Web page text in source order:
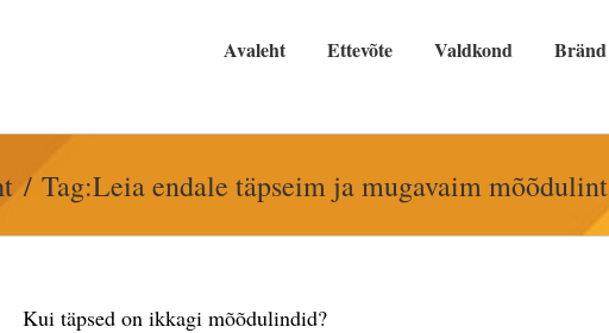
Avaleht Ettevõte Valdkond Bränd
Tag:Leia endale täpseim ja mugavaim mõõdulint
Kui täpsed on ikkagi mõõdulindid?